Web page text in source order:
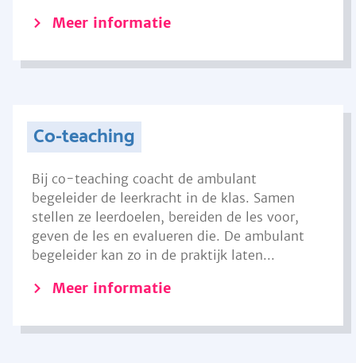
Meer informatie
Co-teaching
Bij co-teaching coacht de ambulant
begeleider de leerkracht in de klas. Samen
stellen ze leerdoelen, bereiden de les voor,
geven de les en evalueren die. De ambulant
begeleider kan zo in de praktijk laten...
Meer informatie